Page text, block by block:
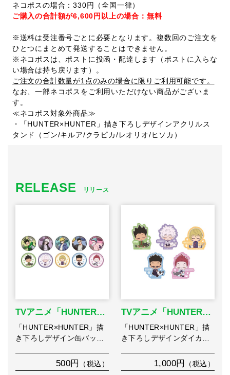
ネコポスの場合：330円（全国一律）
ご購入の合計額が6,600円以上の場合：無料
※送料は受注番号ごとに必要となります。複数回のご注文を
ひとつにまとめて発送することはできません。
※ネコポスは、ポストに投函・配達します（ポストに入らな
い場合は持ち戻ります）。
ご注文の合計数量が1点のみの場合に限りご利用可能です。
なお、一部ネコポスをご利用いただけない商品がございま
す。
≪ネコポス対象外商品≫
・「HUNTER×HUNTER」描き下ろしデザインアクリルス
タンド（ゴン/キルア/クラピカ/レオリオ/ヒソカ）
RELEASE リリース
TVアニメ「HUNTER…
「HUNTER×HUNTER」描
き下ろしデザイン缶バッ…
500円 （税込）
TVアニメ「HUNTER…
「HUNTER×HUNTER」描
き下ろしデザインダイカ…
1,000円 （税込）